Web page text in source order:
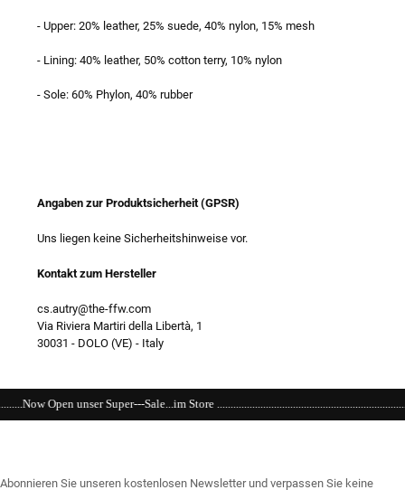
- Upper: 20% leather, 25% suede, 40% nylon, 15% mesh
- Lining: 40% leather, 50% cotton terry, 10% nylon
- Sole: 60% Phylon, 40% rubber
Angaben zur Produktsicherheit (GPSR)
Uns liegen keine Sicherheitshinweise vor.
Kontakt zum Hersteller
cs.autry@the-ffw.com
Via Riviera Martiri della Libertà, 1
30031 - DOLO (VE) - Italy
Sale...im Store
Abonnieren Sie unseren kostenlosen Newsletter und verpassen Sie keine